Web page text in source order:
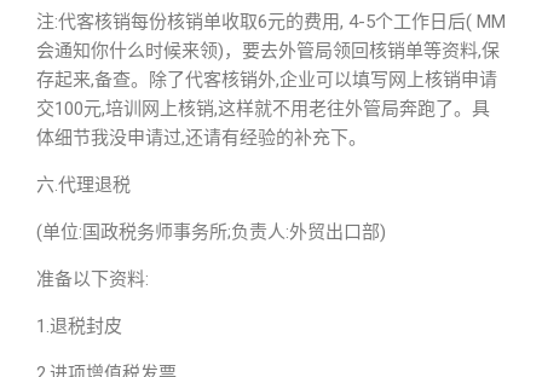
注:代客核销每份核销单收取6元的费用, 4-5个工作日后( MM
会通知你什么时候来领)，要去外管局领回核销单等资料,保
存起来,备查。除了代客核销外,企业可以填写网上核销申请
交100元,培训网上核销,这样就不用老往外管局奔跑了。具
体细节我没申请过,还请有经验的补充下。
六.代理退税
(单位:国政税务师事务所;负责人:外贸出口部)
准备以下资料:
1.退税封皮